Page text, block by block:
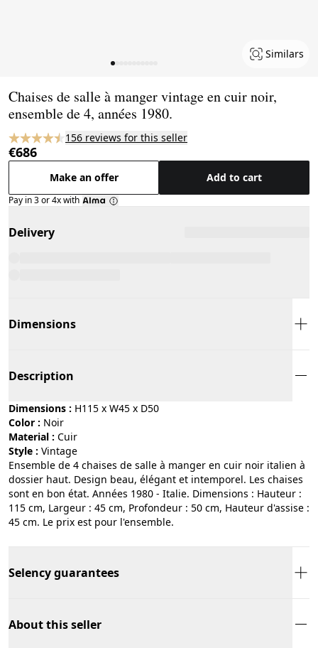
Similars
Chaises de salle à manger vintage en cuir noir,
ensemble de 4, années 1980.
156 reviews for this seller
€686
Make an offer Add to cart
Pay in 3 or 4x with
Delivery
Dimensions
Description
Dimensions : H115 x W45 x D50
Color :
noir
Material :
cuir
Style :
vintage
Ensemble de 4 chaises de salle à manger en cuir noir italien à
dossier haut. Design beau, élégant et intemporel. Les chaises
sont en bon état. Années 1980 - Italie. Dimensions : Hauteur :
115 cm, Largeur : 45 cm, Profondeur : 50 cm, Hauteur d'assise :
45 cm. Le prix est pour l'ensemble.
Selency guarantees
About this seller